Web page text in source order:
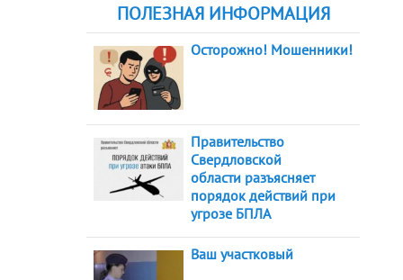
ПОЛЕЗНАЯ ИНФОРМАЦИЯ
Осторожно! Мошенники!
Правительство
Свердловской
области разъясняет
порядок действий при
угрозе БПЛА
Ваш участковый